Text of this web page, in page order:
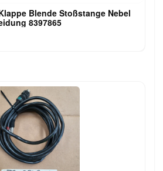
Blende Stoßstange Nebel
Scheinwerfer Verkleidung 8397865